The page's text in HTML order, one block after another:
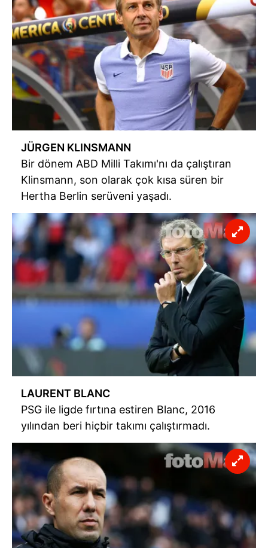
JÜRGEN KLINSMANN
Bir dönem ABD Milli Takımı'nı da çalıştıran
Klinsmann, son olarak çok kısa süren bir
Hertha Berlin serüveni yaşadı.
LAURENT BLANC
PSG ile ligde fırtına estiren Blanc, 2016
yılından beri hiçbir takımı çalıştırmadı.